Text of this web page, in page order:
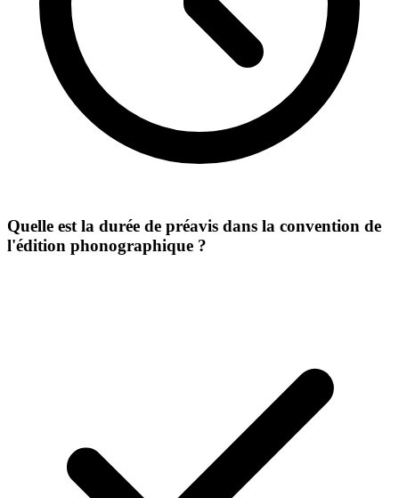
Quelle est la durée de préavis dans la convention de
l'édition phonographique ?